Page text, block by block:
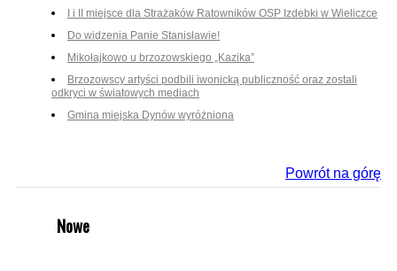
I i II miejsce dla Strażaków Ratowników OSP Izdebki w Wieliczce
Do widzenia Panie Stanisławie!
Mikołajkowo u brzozowskiego „Kazika”
Brzozowscy artyści podbili iwonicką publiczność oraz zostali
odkryci w światowych mediach
Gmina miejska Dynów wyróżniona
Powrót na górę
Nowe